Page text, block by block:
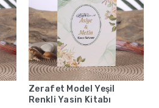
Zerafet Model Yeşil
Renkli Yasin Kitabı